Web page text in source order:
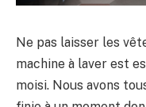
Ne pas laisser les
machine à laver est
moisi. Nous avons